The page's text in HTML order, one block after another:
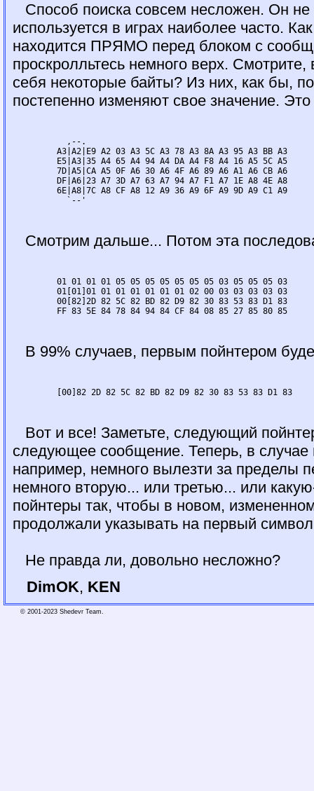
Способ поиска совсем несложен. Он не
используется в играх наиболее часто.
находится ПРЯМО перед блоком с
проскролльтесь немного верх. Смотрите,
себя некоторые байты? Из них, как бы,
постепенно изменяют свое значение.
Смотрим дальше... Потом эта
В 99% случаев, первым пойнтером
Вот и все! Заметьте, следующий
следующее сообщение. Теперь, в
например, немного вылезти за пределы
немного вторую... или третью... или
пойнтеры так, чтобы в новом,
продолжали указывать на первый
Не правда ли, довольно несложно?
DimOK, KEN
© 2001-2023 Shedevr Team.